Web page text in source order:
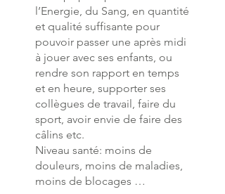
l’Energie, du Sang, en quantité
et qualité suffisante pour
pouvoir passer une après midi
à jouer avec ses enfants, ou
rendre son rapport en temps
et en heure, supporter ses
collègues de travail, faire du
sport, avoir envie de faire des
câlins etc.
Niveau santé: moins de
douleurs, moins de maladies,
moins de blocages …